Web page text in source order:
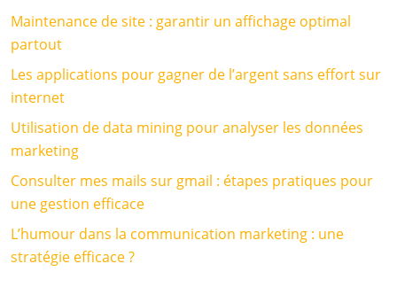
Maintenance de site : garantir un affichage optimal
partout
Les applications pour gagner de l’argent sans effort sur
internet
Utilisation de data mining pour analyser les données
marketing
Consulter mes mails sur gmail : étapes pratiques pour
une gestion efficace
L’humour dans la communication marketing : une
stratégie efficace ?